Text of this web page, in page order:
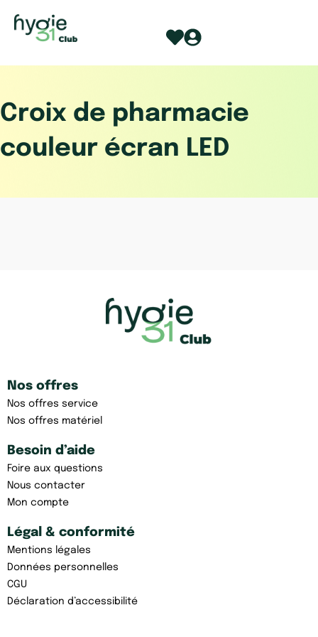
contenu
Croix de pharmacie
couleur écran LED
Nos offres
Nos offres service
Nos offres matériel
Besoin d’aide
Foire aux questions
Nous contacter
Mon compte
Légal & conformité
Mentions légales
Données personnelles
CGU
Déclaration d’accessibilité